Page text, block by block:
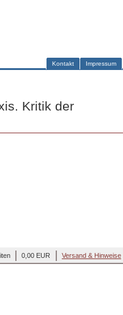
Impressum
Kontakt
Kritik der
Versand & Hinweise
0,00 EUR